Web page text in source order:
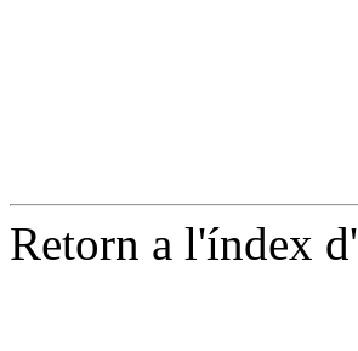
Retorn a l'índex d'